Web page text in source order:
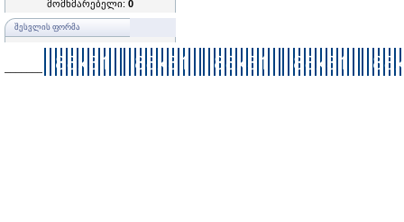
მომხმარებელი: 0
ᲨᲔᲡᲕᲚᲘᲡ ᲤᲝᲠᲛᲐ
–––––––